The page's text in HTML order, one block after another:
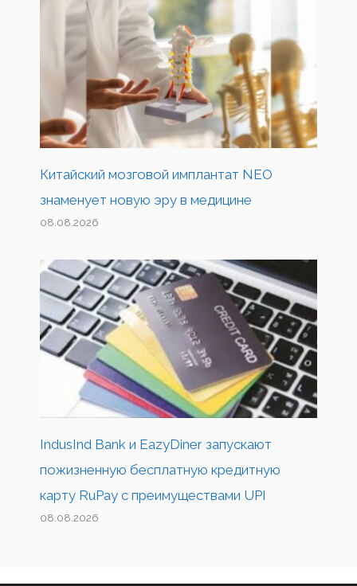
Китайский мозговой имплантат NEO
знаменует новую эру в медицине
08.08.2026
IndusInd Bank и EazyDiner запускают
пожизненную бесплатную кредитную
карту RuPay с преимуществами UPI
08.08.2026